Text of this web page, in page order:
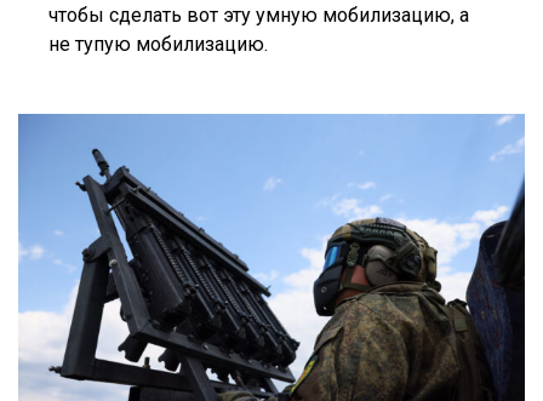
чтобы сделать вот эту умную мобилизацию, а
не тупую мобилизацию.